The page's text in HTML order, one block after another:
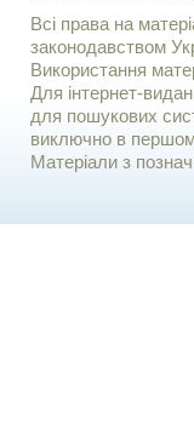
Всі права на
законодавством
Використання
Для iнтернет-
для пошукових
виключно в
Матеріали з